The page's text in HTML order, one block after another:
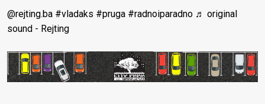
@rejting.ba #vladaks #pruga #radnoiparadno ♬ original
sound - Rejting